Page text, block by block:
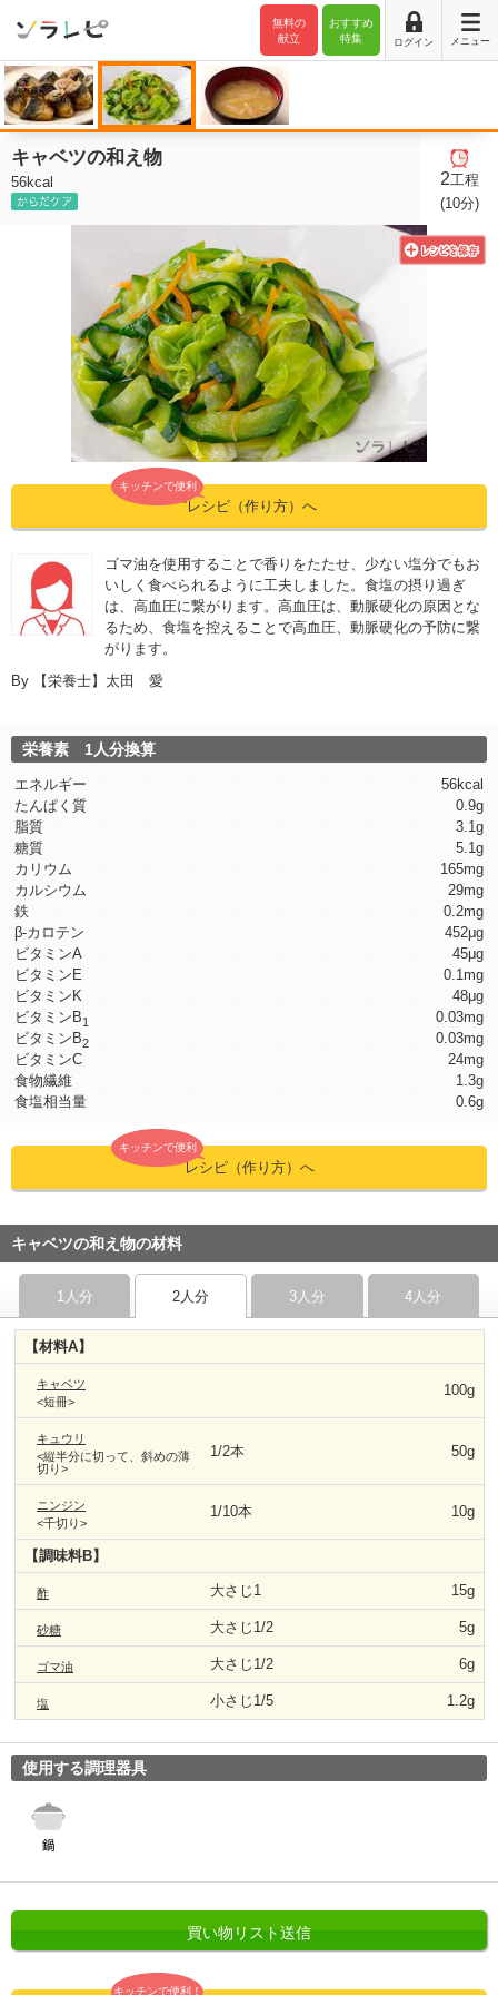
おすすめ
特集
無料の
献立
ログイン メニュー
キャベツの和え物
56kcal 2工程
(10分)
キッチンで便利
”レシピ（作り方）へ
ゴマ油を使用することで香りをたたせ、少ない塩分でもお
いしく食べられるように工夫しました。食塩の摂り過ぎ
は、高血圧に繋がります。高血圧は、動脈硬化の原因とな
るため、食塩を控えることで高血圧、動脈硬化の予防に繋
がります。
By
【栄養士】太田 愛
栄養素 1人分換算
エネルギー
56kcal
たんぱく質
0.9g
脂質
3.1g
糖質
5.1g
カリウム
165mg
カルシウム
29mg
鉄
0.2mg
β-カロテン
452μg
ビタミンA
45μg
ビタミンE
0.1mg
ビタミンK
48μg
ビタミンB1
0.03mg
ビタミンB2
0.03mg
ビタミンC
24mg
食物繊維
1.3g
食塩相当量
0.6g
キッチンで便利
レシピ（作り方）へ
キャベツの和え物の材料
1人分 2人分 3人分 4人分
【材料A】
キャベツ
<短冊>
100g
キュウリ
<縦半分に切って、斜めの薄
切り>
1/2本 50g
ニンジン
<千切り>
1/10本 10g
【調味料B】
酢 大さじ1 15g
砂糖 大さじ1/2 5g
ゴマ油 大さじ1/2 6g
塩 小さじ1/5 1.2g
使用する調理器具
買い物リスト送信
キッチンで便利！